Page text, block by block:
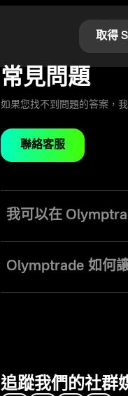
取得
常見問題
如果您找不到問題的答案，
聯絡客服
我可以在
ETF。此平台讓您可透過單
Olymptrade 如何
追蹤我們的社群